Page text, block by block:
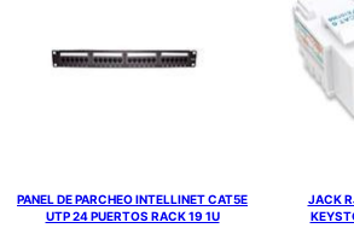
PANEL DE PARCHEO INTELLINET CAT5E
UTP 24 PUERTOS RACK 19 1U
JACK